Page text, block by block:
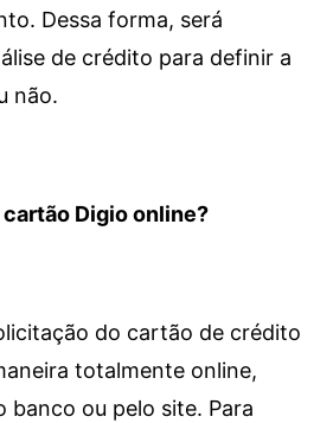
Dessa forma, será
de crédito para definir a
não.
Digio online?
do cartão de crédito
totalmente online,
banco ou pelo site. Para